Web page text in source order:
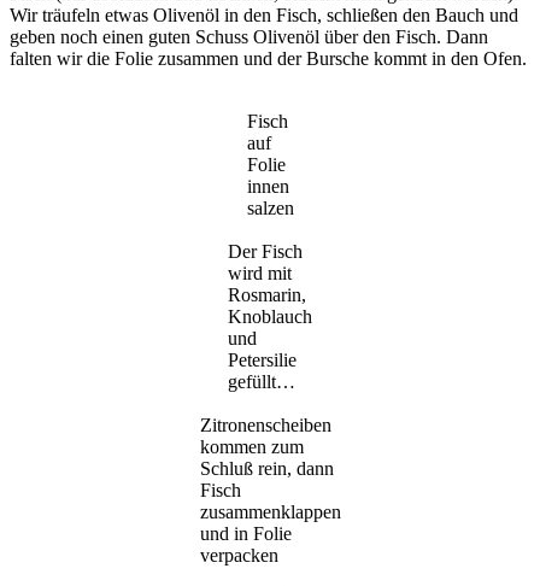
Wir träufeln etwas Olivenöl in den Fisch, schließen den Bauch und
geben noch einen guten Schuss Olivenöl über den Fisch. Dann
falten wir die Folie zusammen und der Bursche kommt in den Ofen.
Fisch
auf
Folie
innen
salzen
Der Fisch
wird mit
Rosmarin,
Knoblauch
und
Petersilie
gefüllt…
Zitronenscheiben
kommen zum
Schluß rein, dann
Fisch
zusammenklappen
und in Folie
verpacken